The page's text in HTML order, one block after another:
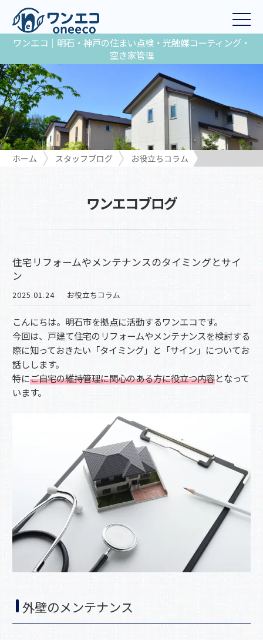
ワンエコ｜明石・神戸の住まい点検・光触媒コーティング・
空き家管理
ホーム スタッフブログ
お役立ちコラム
ワンエコブログ
住宅リフォームやメンテナンスのタイミングとサイ
ン
2025.01.24 お役立ちコラム
こんにちは。明石市を拠点に活動するワンエコです。
今回は、戸建て住宅のリフォームやメンテナンスを検討する
際に知っておきたい「タイミング」と「サイン」についてお
話しします。
特にご自宅の維持管理に関心のある方に役立つ内容となって
います。
外壁のメンテナンス